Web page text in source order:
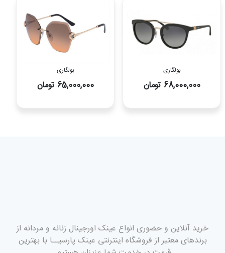
بولگاری
68,000,000 تومان
بولگاری
65,000,000 تومان
خرید آنلاین و حضوری انواع عینک اورجینال زنانه و مردانه از
برندهای معتبر از فروشگاه اینترنتی عینک پارسیــا با بهترین